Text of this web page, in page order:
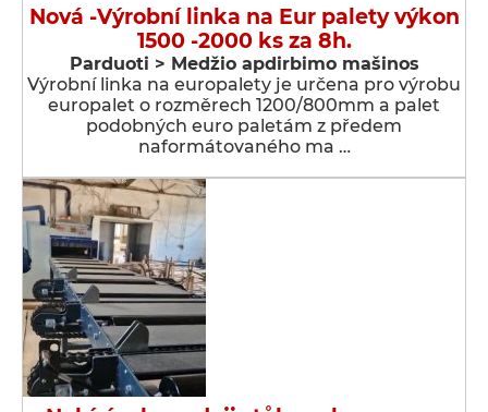
Nová -Výrobní linka na Eur palety výkon
1500 -2000 ks za 8h.
Parduoti > Medžio apdirbimo mašinos
Výrobní linka na europalety je určena pro výrobu
europalet o rozměrech 1200/800mm a palet
podobných euro paletám z předem
naformátovaného ma …